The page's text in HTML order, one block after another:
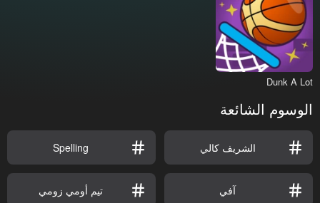
Dunk A Lot
الوسوم الشائعة
الشريف كالي Spelling
آفي تيم أومي زومي